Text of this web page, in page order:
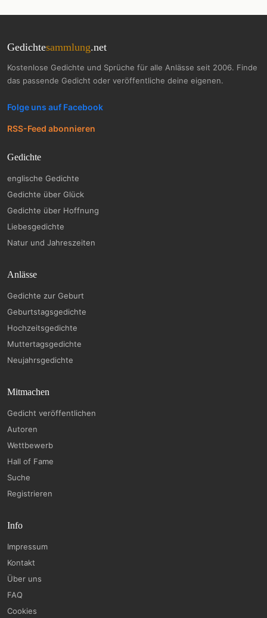
Gedichtesammlung.net
Kostenlose Gedichte und Sprüche für alle Anlässe seit 2006. Finde
das passende Gedicht oder veröffentliche deine eigenen.
Folge uns auf Facebook
RSS-Feed abonnieren
Gedichte
englische Gedichte
Gedichte über Glück
Gedichte über Hoffnung
Liebesgedichte
Natur und Jahreszeiten
Anlässe
Gedichte zur Geburt
Geburtstagsgedichte
Hochzeitsgedichte
Muttertagsgedichte
Neujahrsgedichte
Mitmachen
Gedicht veröffentlichen
Autoren
Wettbewerb
Hall of Fame
Suche
Registrieren
Info
Impressum
Kontakt
Über uns
FAQ
Cookies